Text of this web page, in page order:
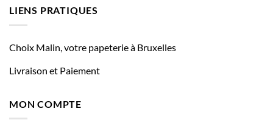
LIENS PRATIQUES
Choix Malin, votre papeterie à Bruxelles
Livraison et Paiement
MON COMPTE